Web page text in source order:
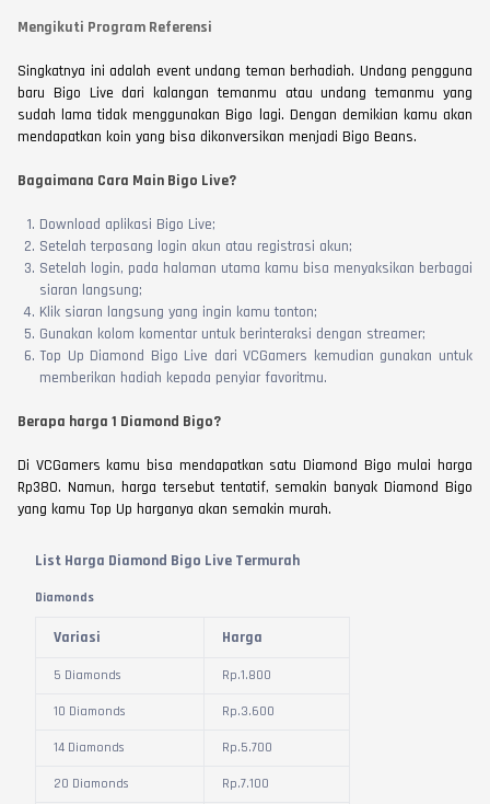
Mengikuti Program Referensi
Singkatnya ini adalah event undang teman berhadiah. Undang pengguna
baru Bigo Live dari kalangan temanmu atau undang temanmu yang
sudah lama tidak menggunakan Bigo lagi. Dengan demikian kamu akan
mendapatkan koin yang bisa dikonversikan menjadi Bigo Beans.
Bagaimana Cara Main Bigo Live?
Download aplikasi Bigo Live;
Setelah terpasang login akun atau registrasi akun;
Setelah login, pada halaman utama kamu bisa menyaksikan berbagai
siaran langsung;
Klik siaran langsung yang ingin kamu tonton;
Gunakan kolom komentar untuk berinteraksi dengan streamer;
Top Up Diamond Bigo Live dari VCGamers kemudian gunakan untuk
memberikan hadiah kepada penyiar favoritmu.
Berapa harga 1 Diamond Bigo?
Di VCGamers kamu bisa mendapatkan satu Diamond Bigo mulai harga
Rp380. Namun, harga tersebut tentatif, semakin banyak Diamond Bigo
yang kamu Top Up harganya akan semakin murah.
List Harga Diamond Bigo Live Termurah
Diamonds
Variasi Harga
5 Diamonds Rp.1.800
10 Diamonds Rp.3.600
14 Diamonds Rp.5.700
20 Diamonds Rp.7.100